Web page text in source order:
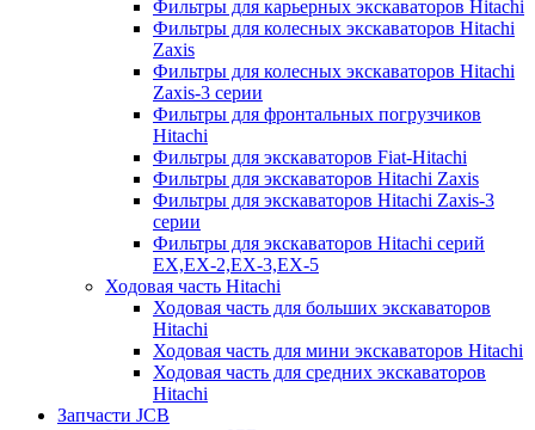
Фильтры для карьерных экскаваторов Hitachi
Фильтры для колесных экскаваторов Hitachi
Zaxis
Фильтры для колесных экскаваторов Hitachi
Zaxis-3 серии
Фильтры для фронтальных погрузчиков
Hitachi
Фильтры для экскаваторов Fiat-Hitachi
Фильтры для экскаваторов Hitachi Zaxis
Фильтры для экскаваторов Hitachi Zaxis-3
серии
Фильтры для экскаваторов Hitachi серий
EX,EX-2,EX-3,EX-5
Ходовая часть Hitachi
Ходовая часть для больших экскаваторов
Hitachi
Ходовая часть для мини экскаваторов Hitachi
Ходовая часть для средних экскаваторов
Hitachi
Запчасти JCB